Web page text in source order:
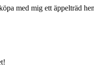
med mig ett äppelträd